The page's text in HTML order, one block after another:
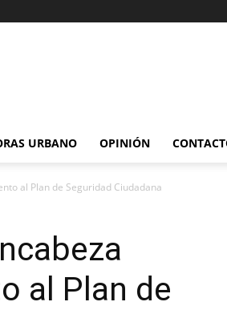
URBANO OPINIÓN
al Plan de Seguridad Ciudadana
al Plan de